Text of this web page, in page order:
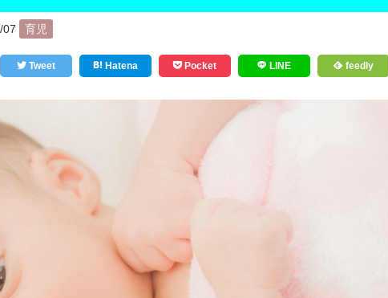
07 育児
Tweet Hatena Pocket LINE feedly